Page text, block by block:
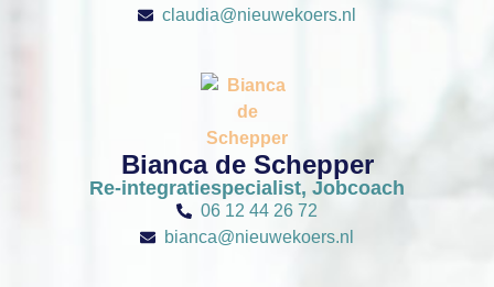
claudia@nieuwekoers.nl
Bianca de Schepper
Re-integratiespecialist, Jobcoach
06 12 44 26 72
bianca@nieuwekoers.nl